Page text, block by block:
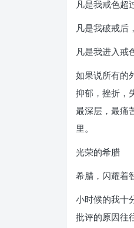
凡是我戒色超
凡是我破戒后
凡是我进入戒
如果说所有的
抑郁，挫折，
最深层，最痛
里。
光荣的希腊
希腊，闪耀着
小时候的我十
批评的原因往